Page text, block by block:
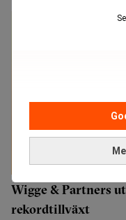
Wigge & Partners
rekordtillväxt